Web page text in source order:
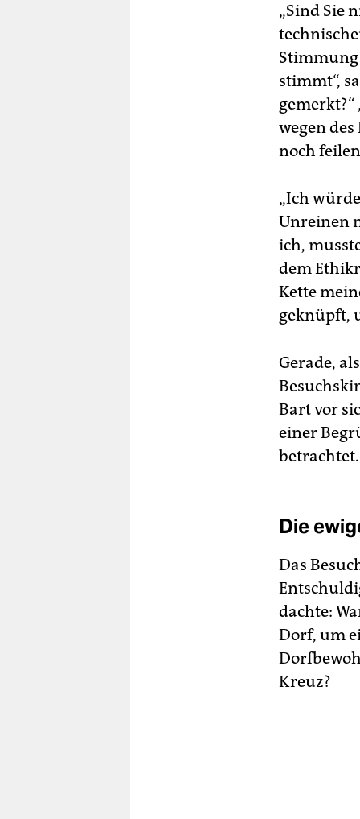
„Sind Sie
Stimmung
stimmt“,
wegen
noch
„Ich
Unreinen
ich,
dem
Kette
geknüpft,
Gerade,
Bart vor
einer
betrachtet.
Die
Das
dachte:
Dorf, um
Kreuz?